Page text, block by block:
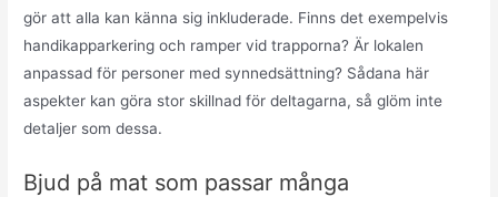
gör att alla kan känna sig inkluderade. Finns det exempelvis
handikapparkering och ramper vid trapporna? Är lokalen
anpassad för personer med synnedsättning? Sådana här
aspekter kan göra stor skillnad för deltagarna, så glöm inte
detaljer som dessa.
Bjud på mat som passar många